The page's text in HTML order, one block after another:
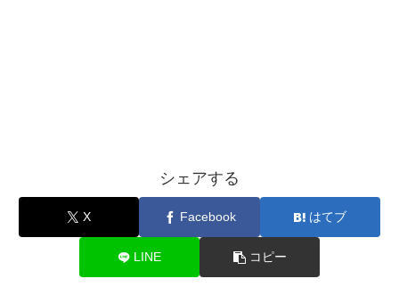
シェアする
X Facebook はてブ
LINE コピー